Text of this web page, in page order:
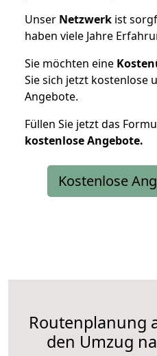
Unser Netzwerk ist
haben viele Jahre
Sie möchten eine
Sie sich jetzt kostenlose
Angebote.
Füllen Sie jetzt das
kostenloseAngebote.
Kostenlose
Routenplanung
den Umzug